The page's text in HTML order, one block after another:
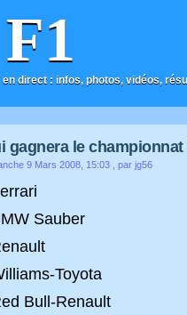
en direct : infos, photos, vidéos,
gagnera le
9 Mars 2008, 15:03 , par jg56
Sauber
Toyota
Bull-Renault